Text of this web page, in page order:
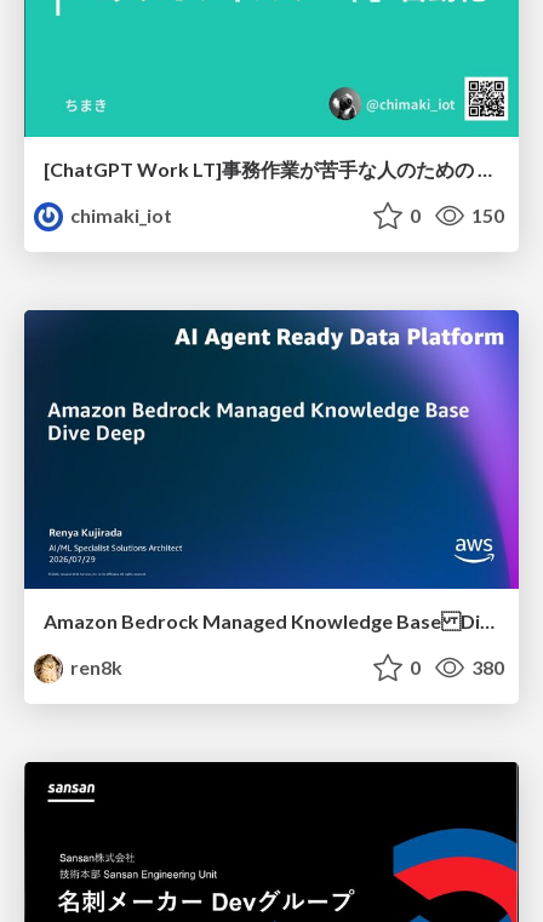
[ChatGPT Work LT]事務作業が苦手な人のための バックオフィスの「半」自動化
chimaki_iot
0 150
ren8k
0 380